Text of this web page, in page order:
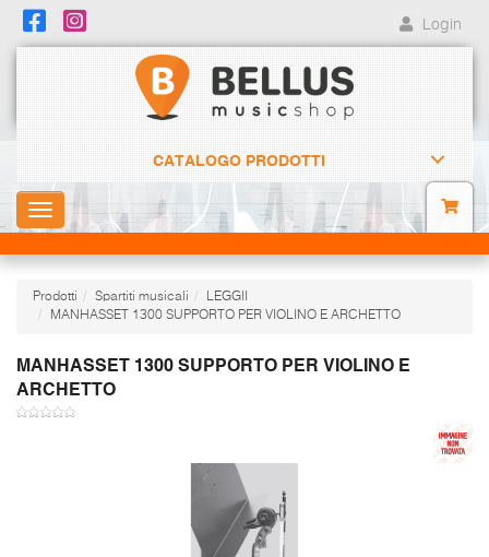
Login
CATALOGO PRODOTTI
Toggle
navigation
Prodotti Spartiti musicali
LEGGII
MANHASSET 1300 SUPPORTO PER VIOLINO E ARCHETTO
MANHASSET 1300 SUPPORTO PER VIOLINO E
ARCHETTO